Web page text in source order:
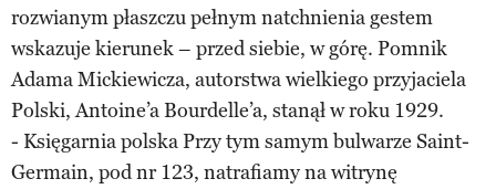
rozwianym płaszczu pełnym natchnienia gestem
wskazuje kierunek – przed siebie, w górę. Pomnik
Adama Mickiewicza, autorstwa wielkiego przyjaciela
Polski, Antoine’a Bourdelle’a, stanął w roku 1929.
- Księgarnia polska Przy tym samym bulwarze Saint-
Germain, pod nr 123, natrafiamy na witrynę